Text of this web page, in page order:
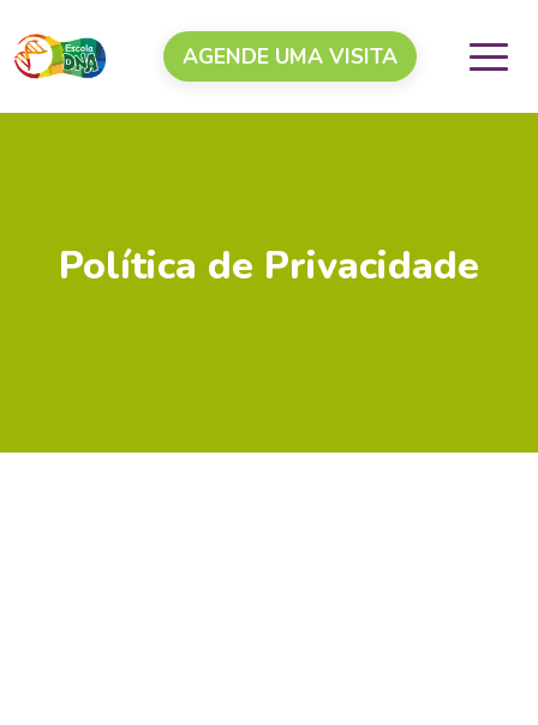
AGENDE UMA VISITA
Política de Privacidade